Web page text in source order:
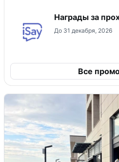
Награды за
До 31 декабря, 2026
Все